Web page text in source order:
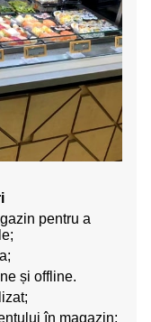
pentru a
și offline.
în magazin;